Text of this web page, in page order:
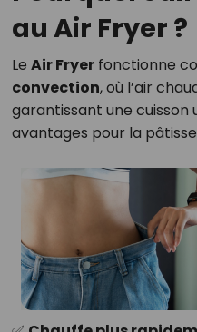
au Air Fryer ?
Le Air Fryerfonctionne
convection, où l’air
garantissant une cuisson
avantages pour la